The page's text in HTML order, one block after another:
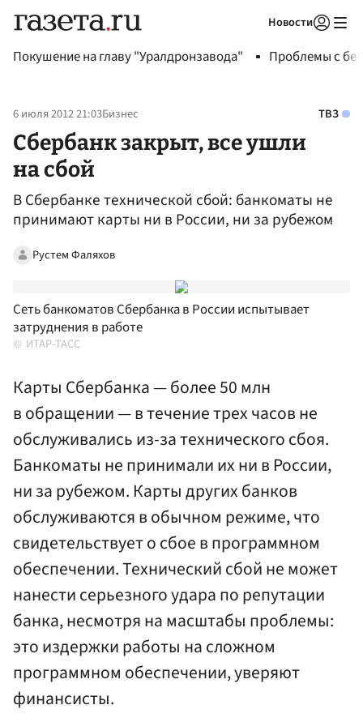
Новости
Покушение на главу "Уралдронзавода" Проблемы с
6 июля 2012 21:03Бизнес ТВЗ
Сбербанк закрыт, все ушли
на сбой
В Сбербанке технической сбой: банкоматы не
принимают карты ни в России, ни за рубежом
Рустем Фаляхов
Сеть банкоматов Сбербанка в России испытывает
затруднения в работе
ИТАР-ТАСС
Карты Сбербанка — более 50 млн
в обращении — в течение трех часов не
обслуживались из-за технического сбоя.
Банкоматы не принимали их ни в России,
ни за рубежом. Карты других банков
обслуживаются в обычном режиме, что
свидетельствует о сбое в программном
обеспечении. Технический сбой не может
нанести серьезного удара по репутации
банка, несмотря на масштабы проблемы:
это издержки работы на сложном
программном обеспечении, уверяют
финансисты.